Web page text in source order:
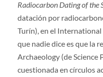
Radiocarbon Dating of the
datación por
Turín), en el
que nadie dice es que la
Archaeology (de Science
cuestionada en círculos